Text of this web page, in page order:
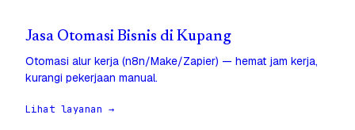
Jasa Otomasi Bisnis di Kupang
Otomasi alur kerja (n8n/Make/Zapier) — hemat jam kerja,
kurangi pekerjaan manual.
Lihat layanan →